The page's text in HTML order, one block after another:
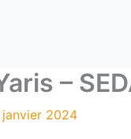
–
2024